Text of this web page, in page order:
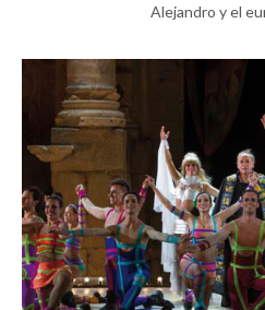
Alejandro y el